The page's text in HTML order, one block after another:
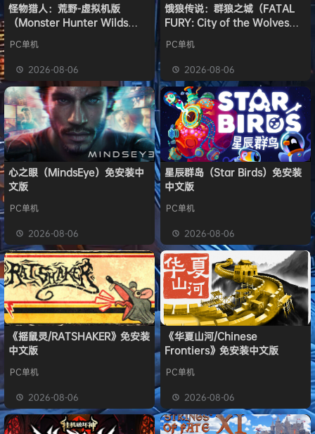
怪物猎人：荒野-虚拟机版
（Monster Hunter Wilds
PC单机
2026-08-06
饿狼传说：群狼之城（FATAL
FURY: City of the Wolves）
PC单机
2026-08-06
心之眼（MindsEye）免安装中
文版
PC单机
2026-08-06
星辰群岛（Star Birds）免安装
中文版
PC单机
2026-08-06
《摇鼠灵/RATSHAKER》免安装
中文版
PC单机
2026-08-06
《华夏山河/Chinese
Frontiers》免安装中文版
PC单机
2026-08-06